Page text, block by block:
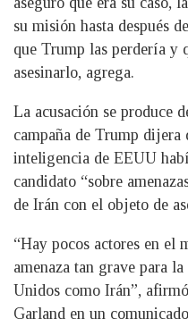
su misión hasta después
que Trump las perdería y
asesinarlo, agrega.
La acusación se produce
campaña de Trump dijera
inteligencia de EEUU
candidato “sobre
de Irán con el objeto de
“Hay pocos actores en el
amenaza tan grave para
Unidos como Irán”,
Garland en un